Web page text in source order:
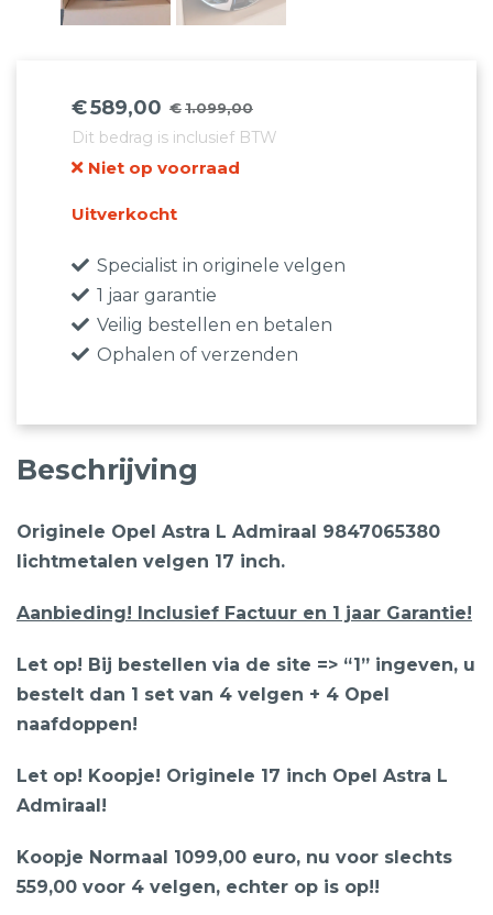
€1.099,00
Oorspronkelijke
prijs
was:
€1.099,00.
€589,00
Huidige
prijs
is:
€589,00.
Dit bedrag is inclusief BTW
Niet op voorraad
Uitverkocht
Specialist in originele velgen
1 jaar garantie
Veilig bestellen en betalen
Ophalen of verzenden
Beschrijving
Originele Opel Astra L Admiraal 9847065380
lichtmetalen velgen 17 inch.
Aanbieding! Inclusief Factuur en 1 jaar Garantie!
Let op! Bij bestellen via de site => “1” ingeven, u
bestelt dan 1 set van 4 velgen + 4 Opel
naafdoppen!
Let op! Koopje! Originele 17 inch Opel Astra L
Admiraal!
Koopje Normaal 1099,00 euro, nu voor slechts
559,00 voor 4 velgen, echter op is op!!